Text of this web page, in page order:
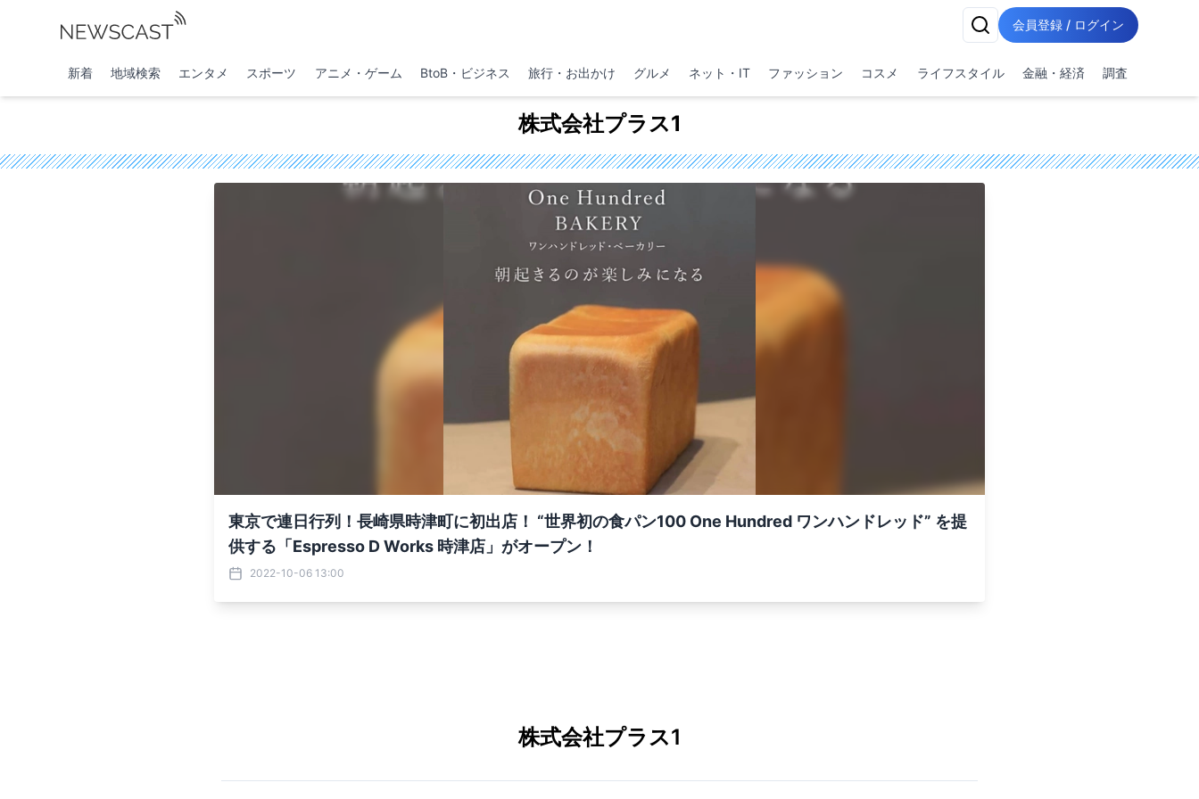
会員登録 / ログイン
新着 地域検索 エンタメ スポーツ アニメ・ゲーム BtoB・ビジネス 旅行・お出かけ グルメ ネット・IT ファッション コスメ ライフスタイル 金融・経済 調査
株式会社プラス1
東京で連日行列！長崎県時津町に初出店！ “世界初の食パン100 One Hundred ワンハンドレッド” を提
供する「Espresso D Works 時津店」がオープン！
2022-10-06 13:00
株式会社プラス1